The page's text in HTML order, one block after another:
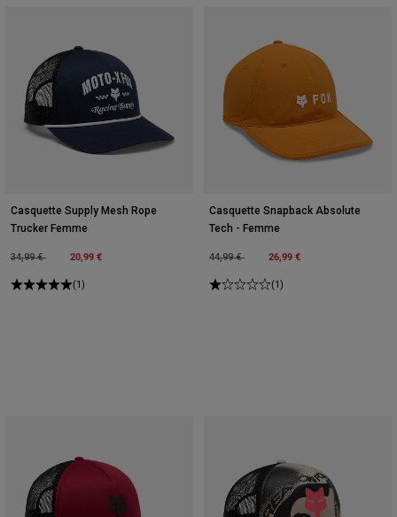
Casquette Supply Mesh Rope
Trucker Femme
Price reduced from
34,99 €to 20,99 €
(1)
Casquette Snapback Absolute
Tech - Femme
Price reduced from
44,99 €to 26,99 €
(1)